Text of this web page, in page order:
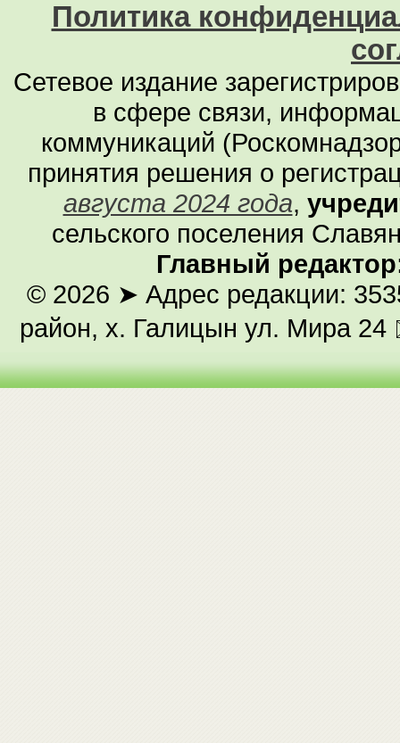
Политика
Сетевое издание
в сфере связи,
коммуникаций
принятия решения о
августа 2024 года,
сельского поселения
Главный
© 2026 ➤ Адрес редакции:
район, х. Галицын ул. Мира